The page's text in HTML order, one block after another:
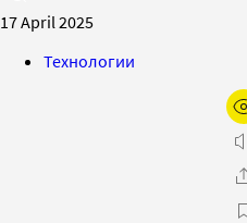
17 April 2025
Технологии